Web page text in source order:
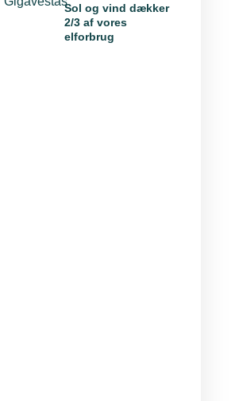
Sol og vind dækker
2/3 af vores
elforbrug